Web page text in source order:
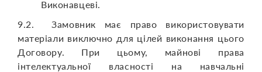
Виконавцеві.
9.2. Замовник має право використовувати
матеріали виключно для цілей виконання цього
Договору. При цьому, майнові права
інтелектуальної власності на навчальні